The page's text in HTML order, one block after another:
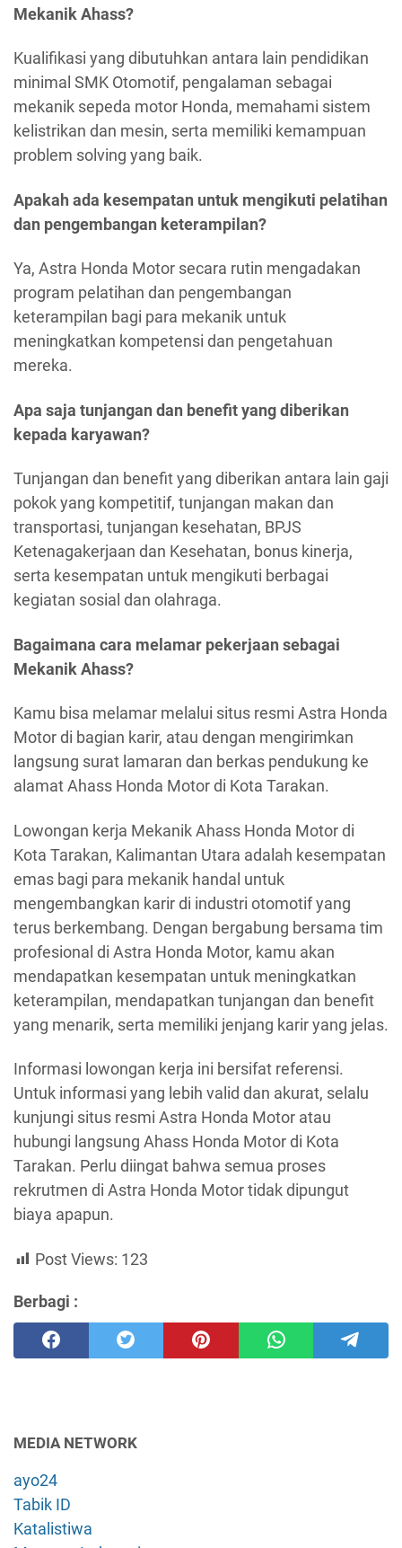
Mekanik Ahass?
Kualifikasi yang dibutuhkan antara lain pendidikan
minimal SMK Otomotif, pengalaman sebagai
mekanik sepeda motor Honda, memahami sistem
kelistrikan dan mesin, serta memiliki kemampuan
problem solving yang baik.
Apakah ada kesempatan untuk mengikuti pelatihan
dan pengembangan keterampilan?
Ya, Astra Honda Motor secara rutin mengadakan
program pelatihan dan pengembangan
keterampilan bagi para mekanik untuk
meningkatkan kompetensi dan pengetahuan
mereka.
Apa saja tunjangan dan benefit yang diberikan
kepada karyawan?
Tunjangan dan benefit yang diberikan antara lain gaji
pokok yang kompetitif, tunjangan makan dan
transportasi, tunjangan kesehatan, BPJS
Ketenagakerjaan dan Kesehatan, bonus kinerja,
serta kesempatan untuk mengikuti berbagai
kegiatan sosial dan olahraga.
Bagaimana cara melamar pekerjaan sebagai
Mekanik Ahass?
Kamu bisa melamar melalui situs resmi Astra Honda
Motor di bagian karir, atau dengan mengirimkan
langsung surat lamaran dan berkas pendukung ke
alamat Ahass Honda Motor di Kota Tarakan.
Lowongan kerja Mekanik Ahass Honda Motor di
Kota Tarakan, Kalimantan Utara adalah kesempatan
emas bagi para mekanik handal untuk
mengembangkan karir di industri otomotif yang
terus berkembang. Dengan bergabung bersama tim
profesional di Astra Honda Motor, kamu akan
mendapatkan kesempatan untuk meningkatkan
keterampilan, mendapatkan tunjangan dan benefit
yang menarik, serta memiliki jenjang karir yang jelas.
Informasi lowongan kerja ini bersifat referensi.
Untuk informasi yang lebih valid dan akurat, selalu
kunjungi situs resmi Astra Honda Motor atau
hubungi langsung Ahass Honda Motor di Kota
Tarakan. Perlu diingat bahwa semua proses
rekrutmen di Astra Honda Motor tidak dipungut
biaya apapun.
Post Views: 123
Berbagi :
MEDIA NETWORK
ayo24
Tabik ID
Katalistiwa